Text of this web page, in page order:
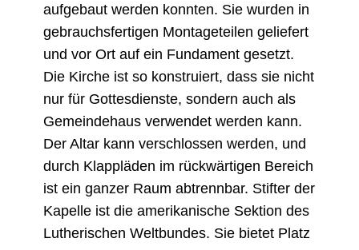
aufgebaut werden konnten. Sie wurden in
gebrauchsfertigen Montageteilen geliefert
und vor Ort auf ein Fundament gesetzt.
Die Kirche ist so konstruiert, dass sie nicht
nur für Gottesdienste, sondern auch als
Gemeindehaus verwendet werden kann.
Der Altar kann verschlossen werden, und
durch Klappläden im rückwärtigen Bereich
ist ein ganzer Raum abtrennbar. Stifter der
Kapelle ist die amerikanische Sektion des
Lutherischen Weltbundes. Sie bietet Platz